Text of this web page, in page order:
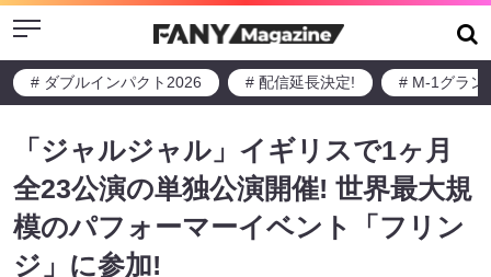
Menu
# ダブルインパクト2026 # 配信延長決定! # M-1グラン
「ジャルジャル」イギリスで1ヶ月
全23公演の単独公演開催! 世界最大規
模のパフォーマーイベント「フリン
ジ」に参加!